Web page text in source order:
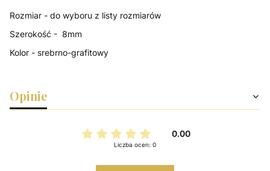
Rozmiar - do wyboru z listy rozmiarów
Szerokość - 8mm
Kolor - srebrno-grafitowy
Opinie
0.00
Liczba ocen: 0